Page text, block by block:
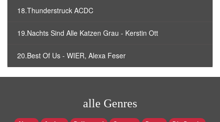
18.Thunderstruck ACDC
19.Nachts Sind Alle Katzen Grau - Kerstin Ott
20.Best Of Us - WIER, Alexa Feser
alle Genres